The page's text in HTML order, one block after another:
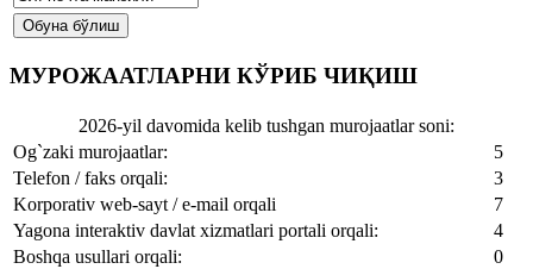
МУРОЖААТЛАРНИ КЎРИБ ЧИҚИШ
2026-yil davomida kelib tushgan murojaatlar soni:
Og`zaki murojaatlar:
5
Telefon / faks orqali:
3
Korporativ web-sayt / e-mail orqali
7
Yagona interaktiv davlat xizmatlari portali orqali:
4
Boshqa usullari orqali:
0